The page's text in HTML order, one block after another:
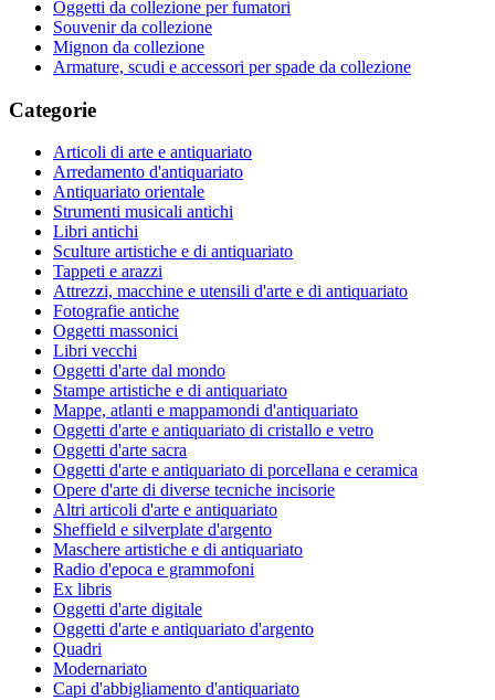
Oggetti da collezione per fumatori
Souvenir da collezione
Mignon da collezione
Armature, scudi e accessori per spade da collezione
Categorie
Articoli di arte e antiquariato
Arredamento d'antiquariato
Antiquariato orientale
Strumenti musicali antichi
Libri antichi
Sculture artistiche e di antiquariato
Tappeti e arazzi
Attrezzi, macchine e utensili d'arte e di antiquariato
Fotografie antiche
Oggetti massonici
Libri vecchi
Oggetti d'arte dal mondo
Stampe artistiche e di antiquariato
Mappe, atlanti e mappamondi d'antiquariato
Oggetti d'arte e antiquariato di cristallo e vetro
Oggetti d'arte sacra
Oggetti d'arte e antiquariato di porcellana e ceramica
Opere d'arte di diverse tecniche incisorie
Altri articoli d'arte e antiquariato
Sheffield e silverplate d'argento
Maschere artistiche e di antiquariato
Radio d'epoca e grammofoni
Ex libris
Oggetti d'arte digitale
Oggetti d'arte e antiquariato d'argento
Quadri
Modernariato
Capi d'abbigliamento d'antiquariato